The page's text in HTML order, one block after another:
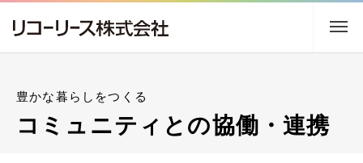
企業情報
豊かな暮らしをつくる
コミュニティとの協働・連携